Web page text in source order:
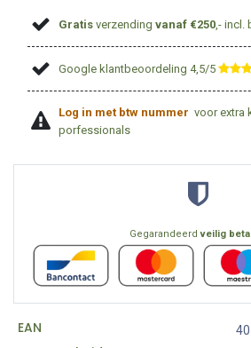
Gratis verzendingvanaf €250 ,- incl.
Google klantbeoordeling 4,5/5 ​
Log in met btw nummer voor extra
porfessionals
Gegarandeerdveilig
EAN